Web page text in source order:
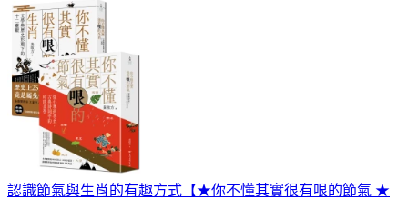
認識節氣與生肖的有趣方式【★你不懂其實很有哏的節氣 ★